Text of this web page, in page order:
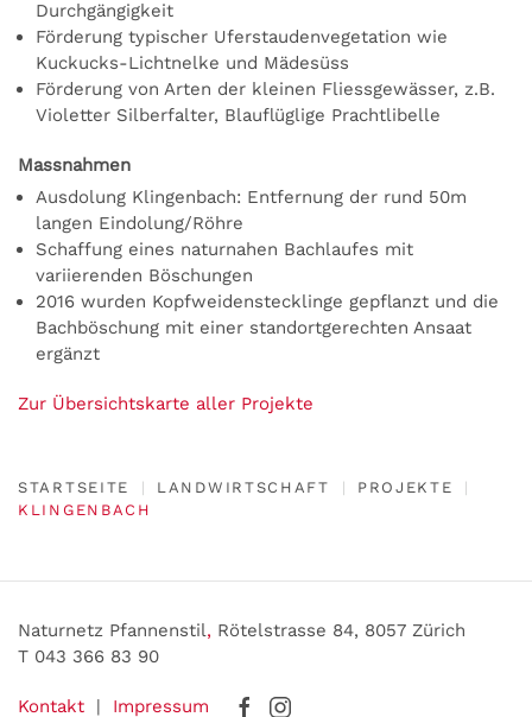
Durchgängigkeit
Förderung typischer Uferstaudenvegetation wie
Kuckucks-Lichtnelke und Mädesüss
Förderung von Arten der kleinen Fliessgewässer, z.B.
Violetter Silberfalter, Blauflüglige Prachtlibelle
Massnahmen
Ausdolung Klingenbach: Entfernung der rund 50m
langen Eindolung/Röhre
Schaffung eines naturnahen Bachlaufes mit
variierenden Böschungen
2016 wurden Kopfweidenstecklinge gepflanzt und die
Bachböschung mit einer standortgerechten Ansaat
ergänzt
Zur Übersichtskarte aller Projekte
STARTSEITE LANDWIRTSCHAFT
PROJEKTE
KLINGENBACH
Naturnetz Pfannenstil, Rötelstrasse 84, 8057 Zürich
T 043 366 83 90
Kontakt | Impressum